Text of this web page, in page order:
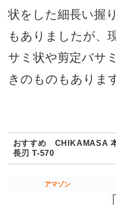
状をした細長い握
もありまし たが、
サミ状や剪定バサ
きのものもありま
おすすめ CHIKAMASA
長刃 T-570
アマゾン